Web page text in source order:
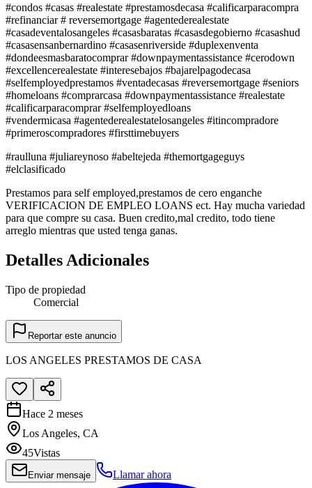
#condos #casas #realestate #prestamosdecasa #calificarparacompra
#refinanciar # reversemortgage #agentederealestate
#casadeventalosangeles #casasbaratas #casasdegobierno #casashud
#casasensanbernardino #casasenriverside #duplexenventa
#dondeesmasbaratocomprar #downpaymentassistance #cerodown
#excellencerealestate #interesebajos #bajarelpagodecasa
#selfemployedprestamos #ventadecasas #reversemortgage #seniors
#homeloans #comprarcasa #downpaymentassistance #realestate
#calificarparacomprar #selfemployedloans
#vendermicasa #agentederealestatelosangeles #itincompradore
#primeroscompradores #firsttimebuyers
#raulluna #juliareynoso #abeltejeda #themortgageguys
#elclasificado
Prestamos para self employed,prestamos de cero enganche
VERIFICACION DE EMPLEO LOANS ect. Hay mucha variedad
para que compre su casa. Buen credito,mal credito, todo tiene
arreglo mientras que usted tenga ganas.
Detalles Adicionales
Tipo de propiedad
Comercial
Reportar este anuncio
LOS ANGELES PRESTAMOS DE CASA
Hace 2 meses
Los Angeles, CA
45Vistas
Enviar mensaje Llamar ahora